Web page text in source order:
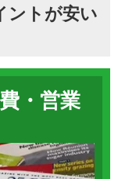
ントが安い
・営業